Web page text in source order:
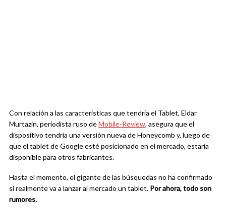
Con relación a las características que tendría el Tablet, Eldar
Murtazin, periodista ruso deMobile-Review, asegura que el
dispositivo tendría una versión nueva de Honeycomb y, luego de
que el tablet de Google esté posicionado en el mercado, estaría
disponible para otros fabricantes.
Hasta el momento, el gigante de las búsquedas no ha confirmado
si realmente va a lanzar al mercado un tablet. Por ahora, todo son
rumores.